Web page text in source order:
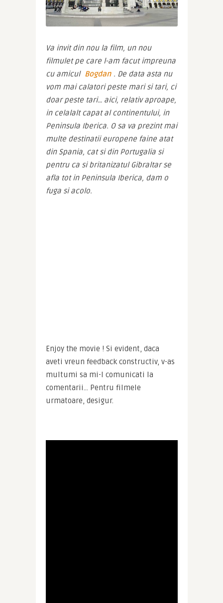
Va invit din nou la film, un nou
filmulet pe care l-am facut impreuna
cu amicul Bogdan . De data asta nu
vom mai calatori peste mari si tari, ci
doar peste tari… aici, relativ aproape,
in celalalt capat al continentului, in
Peninsula Iberica. O sa va prezint mai
multe destinatii europene faine atat
din Spania, cat si din Portugalia si
pentru ca si britanizatul Gibraltar se
afla tot in Peninsula Iberica, dam o
fuga si acolo.
Enjoy the movie ! Si evident, daca
aveti vreun feedback constructiv, v-as
multumi sa mi-l comunicati la
comentarii… Pentru filmele
urmatoare, desigur.